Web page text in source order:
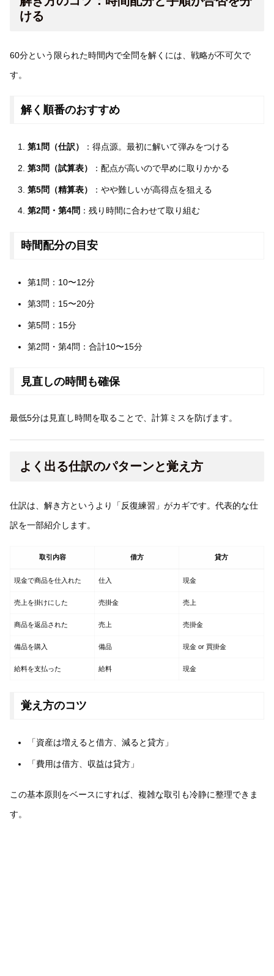
ける
60分という限られた時間内で全問を解くには、戦略が不可欠で
す。
解く順番のおすすめ
第1問（仕訳） ：得点源。最初に解いて弾みをつける
第3問（試算表） ：配点が高いので早めに取りかかる
第5問（精算表） ：やや難しいが高得点を狙える
第2問・第4問 ：残り時間に合わせて取り組む
時間配分の目安
第1問：10〜12分
第3問：15〜20分
第5問：15分
第2問・第4問：合計10〜15分
見直しの時間も確保
最低5分は見直し時間を取ることで、計算ミスを防げます。
よく出る仕訳のパターンと覚え方
仕訳は、解き方というより「反復練習」がカギです。代表的な仕
訳を一部紹介します。
取引内容 借方 貸方
現金で商品を仕入れた 仕入 現金
売上を掛けにした 売掛金 売上
商品を返品された 売上 売掛金
備品を購入 備品 現金 or 買掛金
給料を支払った 給料 現金
覚え方のコツ
「資産は増えると借方、減ると貸方」
「費用は借方、収益は貸方」
この基本原則をベースにすれば、複雑な取引も冷静に整理できま
す。